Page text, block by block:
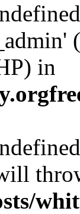
in